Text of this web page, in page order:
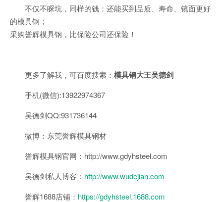
不仅不睬坑，同样的钱；还能买到品质、寿命、镜面更好
的模具钢；
采购誉辉模具钢，比保险公司还保险！
更多了解我，可百度搜索： 模具钢大王吴德剑
手机(微信):13922974367
吴德剑QQ:931736144
微博：东莞誉辉模具钢材
誉辉模具钢官网：http://www.gdyhsteel.com
吴德剑私人博客： http://www.wudejian.com
誉辉1688店铺： https://gdyhsteel.1688.com